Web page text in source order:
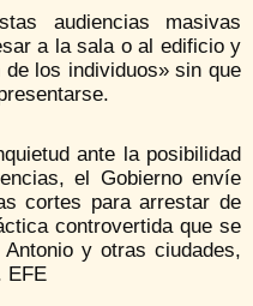
audiencias masivas
a la sala o al edificio y
los individuos» sin que
ante la posibilidad
el Gobierno envíe
cortes para arrestar de
controvertida que se
y otras ciudades,
EFE